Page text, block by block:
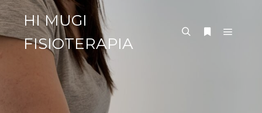
HI MUGI
FISIOTERAPIA